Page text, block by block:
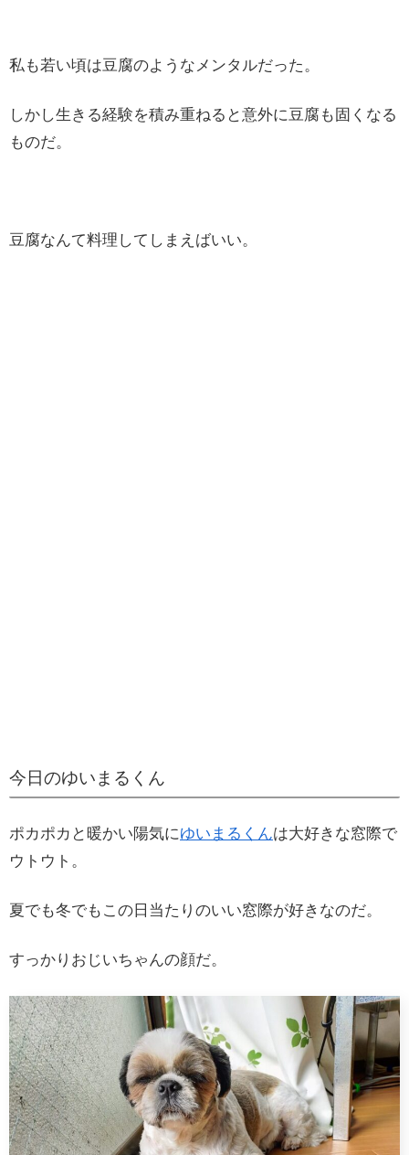
私も若い頃は豆腐のようなメンタルだった。
しかし生きる経験を積み重ねると意外に豆腐も固くなる
ものだ。
豆腐なんて料理してしまえばいい。
今日のゆいまるくん
ポカポカと暖かい陽気にゆいまるくんは大好きな窓際で
ウトウト。
夏でも冬でもこの日当たりのいい窓際が好きなのだ。
すっかりおじいちゃんの顔だ。